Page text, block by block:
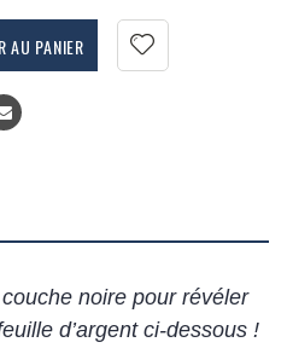
AU PANIER
noire pour révéler
d’argent ci-dessous !